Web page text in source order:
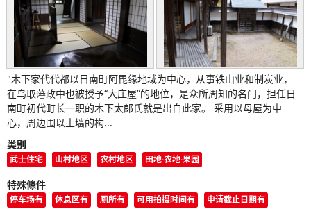
"木下家代代都以日南町阿毘缘地域为中心，从事铁山业和制炭业，
在鸟取藩政中也被授予“大庄屋”的地位，是众所周知的名门，担任日
南町初代町长一职的木下太郎氏就是出自此家。 采用以母屋为中
心，周边围以土墙的构...
类别
武士住宅 山村地区 农村地区 田地·农地·果园
特殊條件
停车场有 休息区有 厕所有 可用拍摄时间有
申请截止日期有